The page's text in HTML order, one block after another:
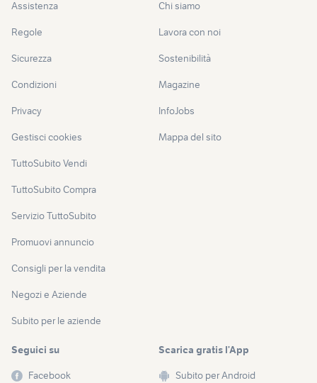
Assistenza
Regole
Sicurezza
Condizioni
Privacy
Gestisci cookies
TuttoSubito Vendi
TuttoSubito Compra
Servizio TuttoSubito
Promuovi annuncio
Consigli per la vendita
Negozi e Aziende
Subito per le aziende
Chi siamo
Lavora con noi
Sostenibilità
Magazine
InfoJobs
Mappa del sito
Seguici su
Facebook
Scarica gratis l’App
Subito per Android